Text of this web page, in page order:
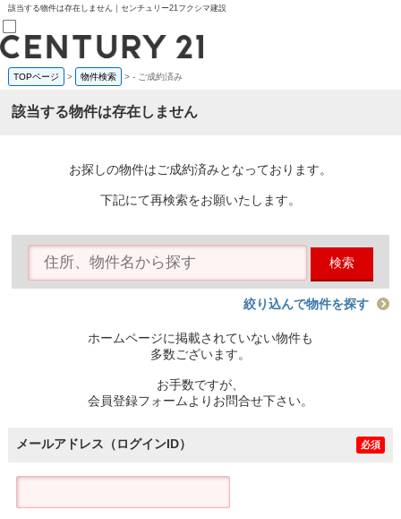
該当する物件は存在しません｜センチュリー21フクシマ建設
売買部
0120-800-844
賃貸部
会員メニュー
物件を探す
購入TOP
条件から探す
住宅ローン控除シミュレータ
TOPページ > 物件検索 >- ご成約済み
該当する物件は存在しません
お探しの物件はご成約済みとなっております。
下記にて再検索をお願いたします。
検索
絞り込んで物件を探す
ホームページに掲載されていない物件も
多数ございます。
お手数ですが、
会員登録フォームよりお問合せ下さい。
メールアドレス（ログインID） 必須